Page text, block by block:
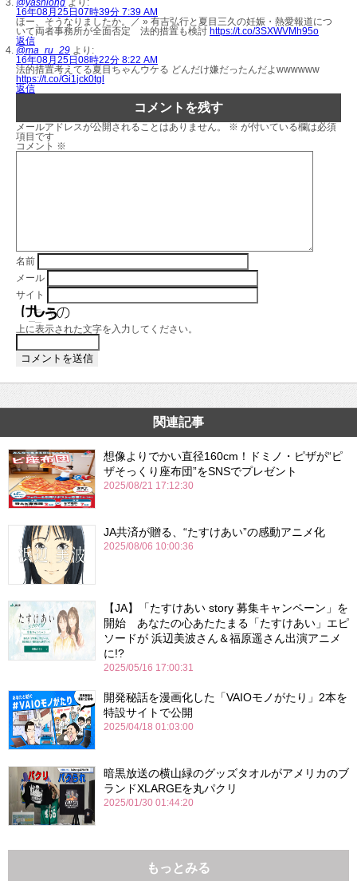
@yashiong より:
16年08月25日07時39分 7:39 AM
ほー、そうなりましたか。／ » 有吉弘行と夏目三久の妊娠・熱愛報道につ
いて両者事務所が全面否定 法的措置も検討 https://t.co/3SXWVMh95o
返信
@ma_ru_29 より:
16年08月25日08時22分 8:22 AM
法的措置考えてる夏目ちゃんウケる どんだけ嫌だったんだよwwwwww
https://t.co/Gi1jck0tgl
返信
コメントを残す
メールアドレスが公開されることはありません。 ※ が付いている欄は必須
項目です
コメント ※
名前
メール
サイト
上に表示された文字を入力してください。
関連記事
想像よりでかい直径160cm！ドミノ・ピザが“ピ
ザそっくり座布団”をSNSでプレゼント
2025/08/21 17:12:30
JA共済が贈る、“たすけあい”の感動アニメ化
2025/08/06 10:00:36
【JA】「たすけあい story 募集キャンペーン」を
開始 あなたの心あたたまる「たすけあい」エピ
ソードが 浜辺美波さん＆福原遥さん出演アニメ
に!?
2025/05/16 17:00:31
開発秘話を漫画化した「VAIOモノがたり」2本を
特設サイトで公開
2025/04/18 01:03:00
暗黒放送の横山緑のグッズタオルがアメリカのブ
ランドXLARGEを丸パクリ
2025/01/30 01:44:20
もっとみる